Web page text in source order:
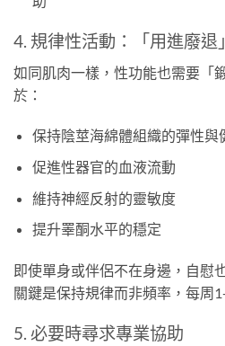
4. 規律性活動：「用進廢退
如同肌肉一樣，性功能也需要「
於：
保持陰莖海綿體組織的彈性與
促進性器官的血液流動
維持神經反射的靈敏度
提升睪酮水平的穩定
即使單身或伴侶不在身邊，自慰
關鍵是保持規律而非頻率，每周
5. 必要時尋求專業協助